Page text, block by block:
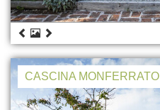
CASCINA MONFERRATO